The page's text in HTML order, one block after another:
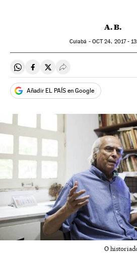
A. B.
Cuiabá - OCT24, 2017 -
Compartir en Whatsapp
Compartir en Facebook
Compartir en Twitter
Desplegar Redes
Añadir EL PAÍS en Google
O